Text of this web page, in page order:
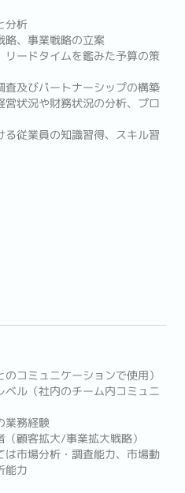
分析
略、事業戦略の立案
リードタイムを鑑みた予算の策
査及びパートナーシップの構築
営状況や財務状況の分析、プロ
る従業員の知識習得、スキル習
コミュニケーションで使用）
ベル（社内のチーム内コミュニ
業務経験
（顧客拡大/事業拡大戦略）
市場分析・調査能力、市場動
能力